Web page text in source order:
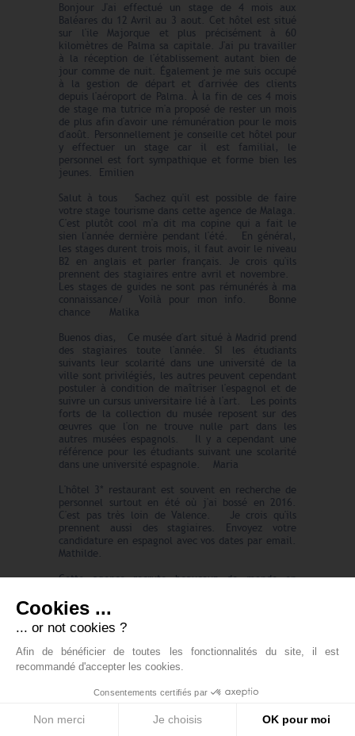
Bonjour J'ai effectué un stage de 4 mois aux
Baléares du 12 Avril au 3 aout. Cet hôtel est situé
sur l'ile Majorque et plus précisément à 60
kilomètres de Palma sa capitale. J'ai pu travailler
à la réception de l'établissement autant bien de
jour comme de nuit. Également je me suis occupé
à la gestion de départ et d'arrivée des clients
depuis l'aéroport de Palma. À la fin de ces 4 mois
de stage ma tutrice m'a proposé de rester un mois
de plus afin d'avoir une rémunération pour le mois
d'août. Personnellement je conseille cet hôtel pour
y effectuer un stage car il est familial, le
personnel est fort sympathique et forme bien les
jeunes. Emilien
Salut à tous Sachez qu'il est possible de faire
votre stage tourisme dans cette agence de Malaga.
C'est plutôt cool m'a dit ma copine qui a fait le
sien l'année dernière pendant l'été. En général,
les stages durent trois mois, il faut avoir le niveau
B2 en anglais et parler français. Je crois qu'ils
prennent des stagiaires entre avril et novembre.
Les stages de guides ne sont pas rémunérés à ma
connaissance/ Voilà pour mon info. Bonne
chance Malika
Buenos dias, Ce musée d'art situé à Madrid prend
des stagiaires toute l'année. SI les étudiants
suivants leur scolarité dans une université de la
ville sont privilégiés, les autres peuvent cependant
postuler à condition de maîtriser l'espagnol et de
suivre un cursus universitaire lié à l'art. Les points
forts de la collection du musée reposent sur des
œuvres que l'on ne trouve nulle part dans les
autres musées espagnols. Il y a cependant une
référence pour les étudiants suivant une scolarité
dans une université espagnole. Maria
L'hôtel 3* restaurant est souvent en recherche de
personnel surtout en été où j'ai bossé en 2016.
C'est pas très loin de Valence. Je crois qu'ils
prennent aussi des stagiaires. Envoyez votre
candidature en espagnol avec vos dates par email.
Mathilde.
Cette agence recrute beaucoup de monde en
logistique... à Barcelone, mais aussi à Madrid,
Valencia et Tarragona. J'y ai trouvé mon job. Il
y a aussi d'autres emplois dans d'autres domaines.
Bonjour à tous! Cette chaîne d'hôtels prend
espagnol (et italien ce serait top ) pour son
d'hôtels de luxe dans le monde. Attention,
Cookies ...
... or not cookies ?
Afin de bénéficier de toutes les fonctionnalités du site, il est
recommandé d'accepter les cookies.
Consentements certifiés par
Non merci Je choisis OK pour moi